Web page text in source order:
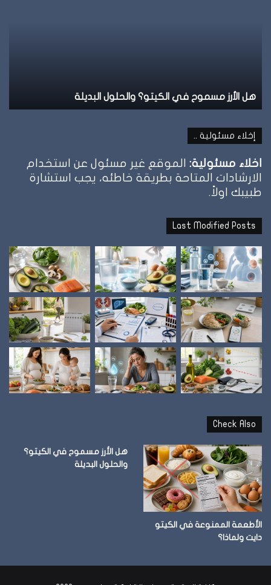
هل الأرز مسموح في الكيتو؟ والحلول البديلة
إخلاء مسئولية ..
اخلاء مسئولية: الموقع غير مسئول عن استخدام
الارشادات المتاحة بطريقة خاطئه، يجب استشارة
طبيبك اولاً.
Last Modified Posts
Check Also
الأطعمة الممنوعة في الكيتو
دايت ولماذا؟
هل الأرز مسموح في الكيتو؟
والحلول البديلة